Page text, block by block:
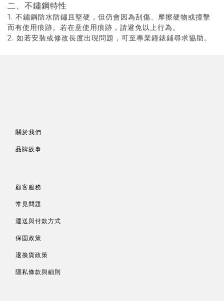
二、不鏽鋼特性
1. 不鏽鋼防水防鏽且堅硬，但仍會因為刮傷、摩擦硬物或撞擊
而有使用痕跡。若在意使用痕跡，請避免以上行為。
2. 如若安裝或修改長度出現問題，可至專業鐘錶鋪尋求協助。
關於我們
品牌故事
顧客服務
常見問題
運送與付款方式
保固政策
退換貨政策
隱私條款與細則